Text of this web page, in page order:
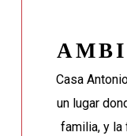
Casa
un lugar
familia, y